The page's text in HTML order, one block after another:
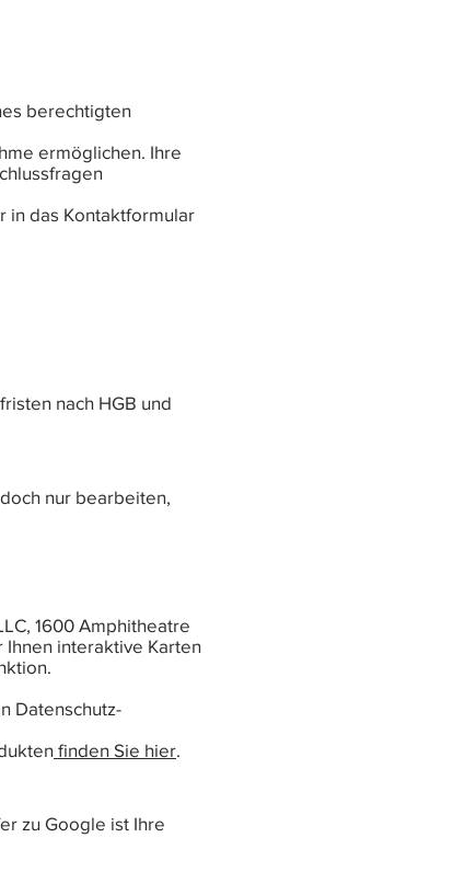
berechtigten
ermöglichen. Ihre
in das Kontaktformular
nach HGB und
nur bearbeiten,
1600 Amphitheatre
Ihnen interaktive Karten
Datenschutz-
finden Sie hier.
zu Google ist Ihre